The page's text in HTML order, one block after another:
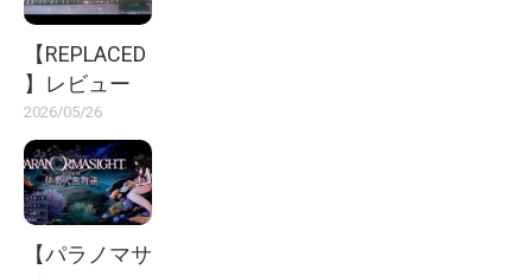
【REPLACED
】レビュー
2026/05/26
【パラノマサ